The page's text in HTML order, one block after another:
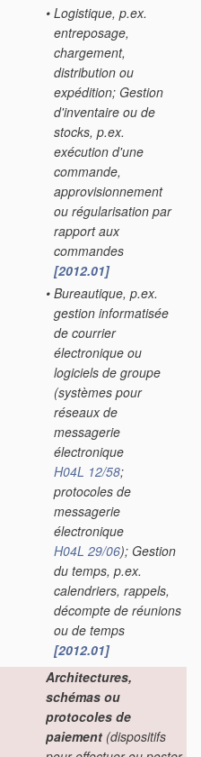
• Logistique, p.ex.
entreposage,
chargement,
distribution ou
expédition; Gestion
d'inventaire ou de
stocks, p.ex.
exécution d'une
commande,
approvisionnement
ou régularisation par
rapport aux
commandes
[2012.01]
• Bureautique, p.ex.
gestion informatisée
de courrier
électronique ou
logiciels de groupe
(systèmes pour
réseaux de
messagerie
électronique
H04L 12/58;
protocoles de
messagerie
électronique
H04L 29/06); Gestion
du temps, p.ex.
calendriers, rappels,
décompte de réunions
ou de temps
[2012.01]
Architectures,
schémas ou
protocoles de
paiement (dispositifs